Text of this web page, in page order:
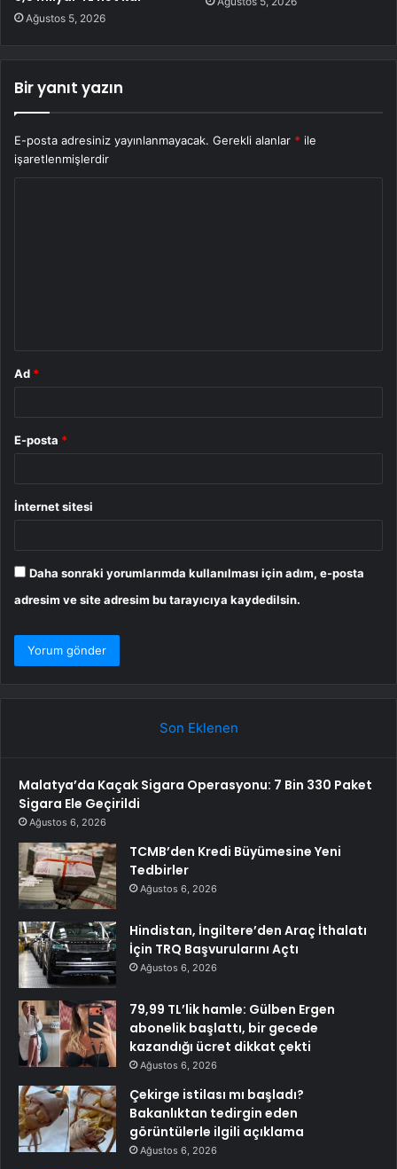
Ağustos 5, 2026
Bir yanıt yazın
E-posta adresiniz yayınlanmayacak. Gerekli alanlar * ile
işaretlenmişlerdir
Ad *
E-posta *
İnternet sitesi
Daha sonraki yorumlarımda kullanılması için adım, e-posta
adresim ve site adresim bu tarayıcıya kaydedilsin.
Son Eklenen
Malatya’da Kaçak Sigara Operasyonu: 7 Bin 330 Paket
Sigara Ele Geçirildi
Ağustos 6, 2026
TCMB’den Kredi Büyümesine Yeni
Tedbirler
Ağustos 6, 2026
Hindistan, İngiltere’den Araç İthalatı
İçin TRQ Başvurularını Açtı
Ağustos 6, 2026
79,99 TL’lik hamle: Gülben Ergen
abonelik başlattı, bir gecede
kazandığı ücret dikkat çekti
Ağustos 6, 2026
Çekirge istilası mı başladı?
Bakanlıktan tedirgin eden
görüntülerle ilgili açıklama
Ağustos 6, 2026